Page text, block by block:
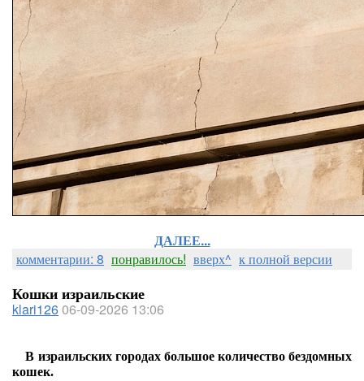
ДАЛЕЕ...
комментарии: 8 понравилось! вверх^ к полной версии
Кошки израильские
klari12606-09-2026 13:06
В израильских городах большое количество бездомных
кошек.